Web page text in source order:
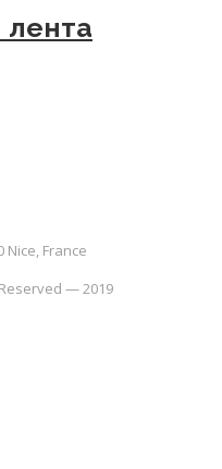
лента
Nice, France
— 2019